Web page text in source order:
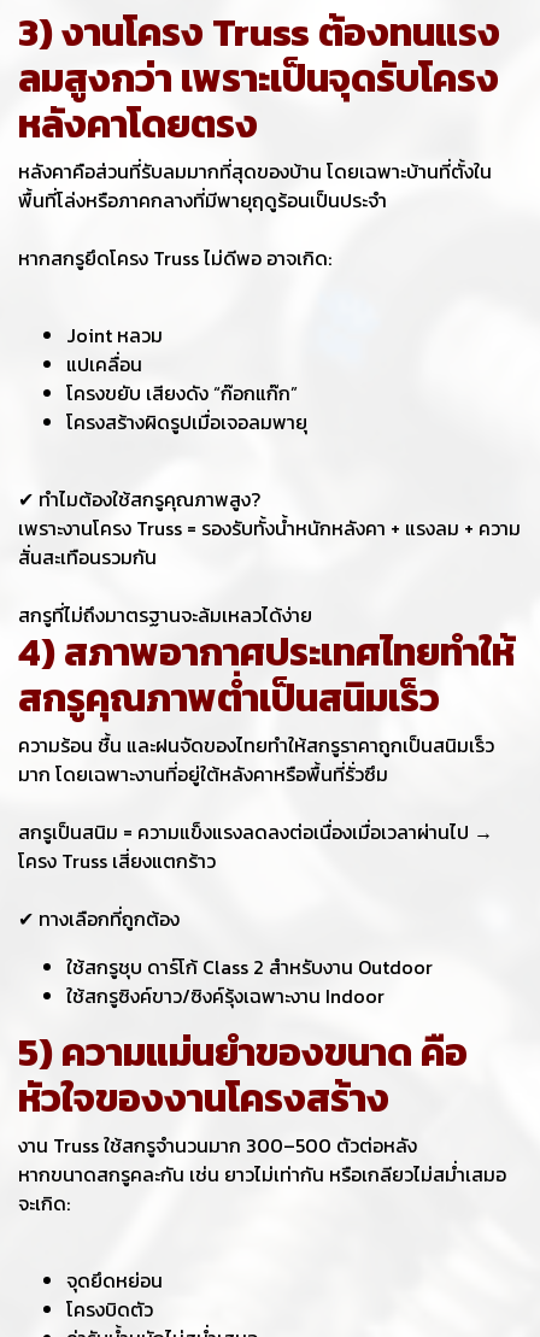
3) งานโครง Truss ต้องทนแรง
ลมสูงกว่า เพราะเป็นจุดรับโครง
หลังคาโดยตรง
หลังคาคือส่วนที่รับลมมากที่สุดของบ้าน โดยเฉพาะบ้านที่ตั้งใน
พื้นที่โล่งหรือภาคกลางที่มีพายุฤดูร้อนเป็นประจำ
หากสกรูยึดโครง Truss ไม่ดีพอ อาจเกิด:
Joint หลวม
แปเคลื่อน
โครงขยับ เสียงดัง “ก๊อกแก๊ก”
โครงสร้างผิดรูปเมื่อเจอลมพายุ
✔ ทำไมต้องใช้สกรูคุณภาพสูง?
เพราะงานโครง Truss = รองรับทั้งน้ำหนักหลังคา + แรงลม + ความ
สั่นสะเทือนรวมกัน
สกรูที่ไม่ถึงมาตรฐานจะล้มเหลวได้ง่าย
4) สภาพอากาศประเทศไทยทำให้
สกรูคุณภาพต่ำเป็นสนิมเร็ว
ความร้อน ชื้น และฝนจัดของไทยทำให้สกรูราคาถูกเป็นสนิมเร็ว
มาก โดยเฉพาะงานที่อยู่ใต้หลังคาหรือพื้นที่รั่วซึม
สกรูเป็นสนิม = ความแข็งแรงลดลงต่อเนื่องเมื่อเวลาผ่านไป →
โครง Truss เสี่ยงแตกร้าว
✔ ทางเลือกที่ถูกต้อง
ใช้สกรูชุบ ดาร์โก้ Class 2 สำหรับงาน Outdoor
ใช้สกรูซิงค์ขาว/ซิงค์รุ้งเฉพาะงาน Indoor
5) ความแม่นยำของขนาด คือ
หัวใจของงานโครงสร้าง
งาน Truss ใช้สกรูจำนวนมาก 300–500 ตัวต่อหลัง
หากขนาดสกรูคละกัน เช่น ยาวไม่เท่ากัน หรือเกลียวไม่สม่ำเสมอ
จะเกิด:
จุดยึดหย่อน
โครงบิดตัว